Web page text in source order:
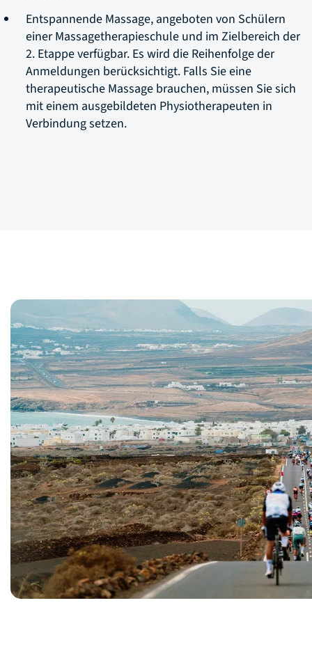
Entspannende Massage, angeboten von Schülern
einer Massagetherapieschule und im Zielbereich der
2. Etappe verfügbar. Es wird die Reihenfolge der
Anmeldungen berücksichtigt. Falls Sie eine
therapeutische Massage brauchen, müssen Sie sich
mit einem ausgebildeten Physiotherapeuten in
Verbindung setzen.